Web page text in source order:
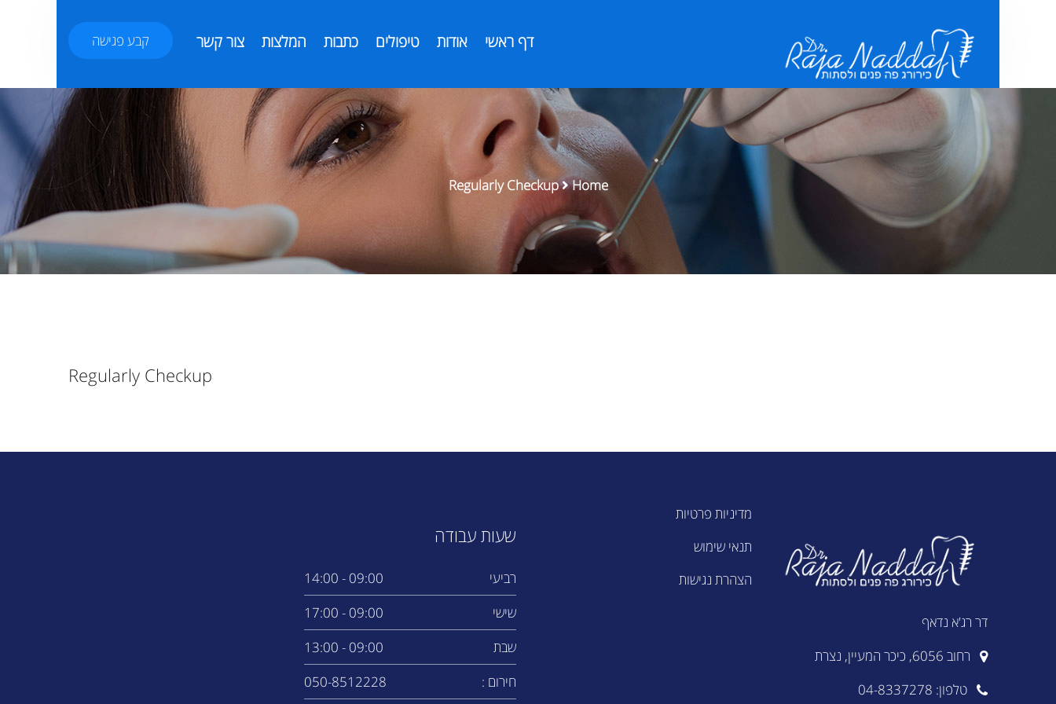
דף ראשי אודות טיפולים כתבות המלצות צור קשר קבע פגישה
Home
Regularly Checkup
Regularly Checkup
דר רג'א נדאף
רחוב 6056, כיכר המעיין, נצרת
טלפון: 04-8337278
מדיניות פרטיות
תנאי שימוש
הצהרת נגישות
שעות עבודה
רביעי
09:00 - 14:00
שישי
09:00 - 17:00
שבת
09:00 - 13:00
חירום :
050-8512228